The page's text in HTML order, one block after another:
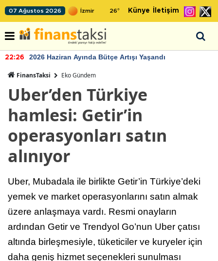
07 Ağustos 2026 26° Künye İletişim
22:26 2026 Haziran Ayında Bütçe Artışı Yaşandı
FinansTaksi Eko Gündem
Uber’den Türkiye
hamlesi: Getir’in
operasyonları satın
alınıyor
Uber, Mubadala ile birlikte Getir’in Türkiye’deki
yemek ve market operasyonlarını satın almak
üzere anlaşmaya vardı. Resmi onayların
ardından Getir ve Trendyol Go’nun Uber çatısı
altında birleşmesiyle, tüketiciler ve kuryeler için
daha geniş hizmet seçenekleri sunulması